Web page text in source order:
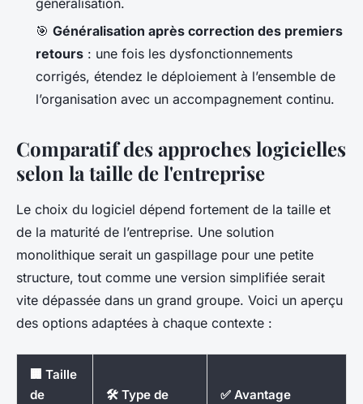
généralisation.
🎯 Généralisation après correction des premiers
retours : une fois les dysfonctionnements
corrigés, étendez le déploiement à l’ensemble de
l’organisation avec un accompagnement continu.
Comparatif des approches logicielles
selon la taille de l'entreprise
Le choix du logiciel dépend fortement de la taille et
de la maturité de l’entreprise. Une solution
monolithique serait un gaspillage pour une petite
structure, tout comme une version simplifiée serait
vite dépassée dans un grand groupe. Voici un aperçu
des options adaptées à chaque contexte :
🏢 Taille
de
🛠 Type de
✅ Avantage